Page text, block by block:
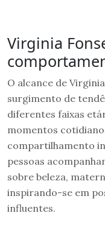
Virginia
O alcance de
surgimento de
diferentes faixas
momentos
compartilhamento
pessoas
sobre beleza,
inspirando-se em
influentes.